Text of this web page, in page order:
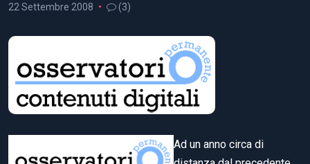
22 Settembre 2008
(3)
Ad un anno circa di